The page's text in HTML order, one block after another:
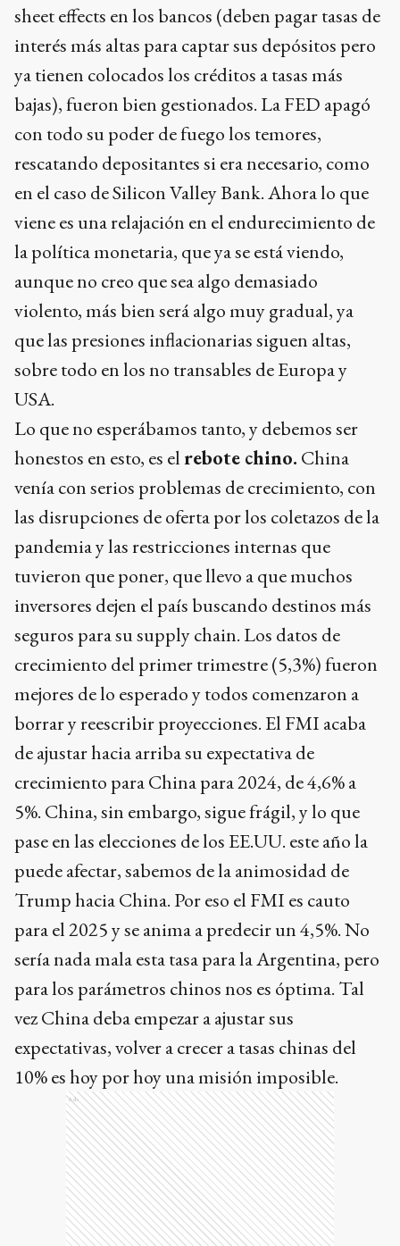
sheet effects en los bancos (deben pagar tasas de
interés más altas para captar sus depósitos pero
ya tienen colocados los créditos a tasas más
bajas), fueron bien gestionados. La FED apagó
con todo su poder de fuego los temores,
rescatando depositantes si era necesario, como
en el caso de Silicon Valley Bank. Ahora lo que
viene es una relajación en el endurecimiento de
la política monetaria, que ya se está viendo,
aunque no creo que sea algo demasiado
violento, más bien será algo muy gradual, ya
que las presiones inflacionarias siguen altas,
sobre todo en los no transables de Europa y
USA.
Lo que no esperábamos tanto, y debemos ser
honestos en esto, es elrebote chino. China
venía con serios problemas de crecimiento, con
las disrupciones de oferta por los coletazos de la
pandemia y las restricciones internas que
tuvieron que poner, que llevo a que muchos
inversores dejen el país buscando destinos más
seguros para su supply chain. Los datos de
crecimiento del primer trimestre (5,3%) fueron
mejores de lo esperado y todos comenzaron a
borrar y reescribir proyecciones. El FMI acaba
de ajustar hacia arriba su expectativa de
crecimiento para China para 2024, de 4,6% a
5%. China, sin embargo, sigue frágil, y lo que
pase en las elecciones de los EE.UU. este año la
puede afectar, sabemos de la animosidad de
Trump hacia China. Por eso el FMI es cauto
para el 2025 y se anima a predecir un 4,5%. No
sería nada mala esta tasa para la Argentina, pero
para los parámetros chinos nos es óptima. Tal
vez China deba empezar a ajustar sus
expectativas, volver a crecer a tasas chinas del
10% es hoy por hoy una misión imposible.
Ads